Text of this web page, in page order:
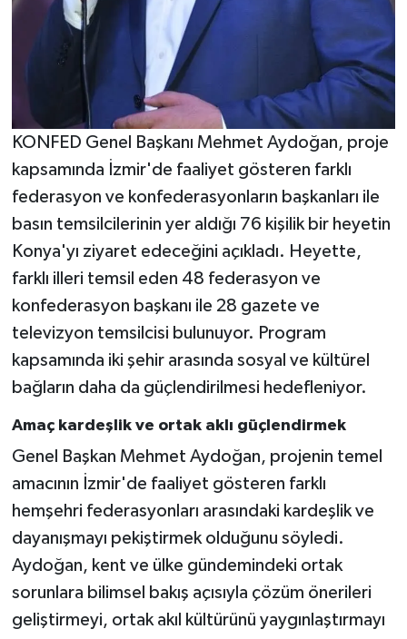
KONFED Genel Başkanı Mehmet Aydoğan, proje
kapsamında İzmir'de faaliyet gösteren farklı
federasyon ve konfederasyonların başkanları ile
basın temsilcilerinin yer aldığı 76 kişilik bir heyetin
Konya'yı ziyaret edeceğini açıkladı. Heyette,
farklı illeri temsil eden 48 federasyon ve
konfederasyon başkanı ile 28 gazete ve
televizyon temsilcisi bulunuyor. Program
kapsamında iki şehir arasında sosyal ve kültürel
bağların daha da güçlendirilmesi hedefleniyor.
Amaç kardeşlik ve ortak aklı güçlendirmek
Genel Başkan Mehmet Aydoğan, projenin temel
amacının İzmir'de faaliyet gösteren farklı
hemşehri federasyonları arasındaki kardeşlik ve
dayanışmayı pekiştirmek olduğunu söyledi.
Aydoğan, kent ve ülke gündemindeki ortak
sorunlara bilimsel bakış açısıyla çözüm önerileri
geliştirmeyi, ortak akıl kültürünü yaygınlaştırmayı